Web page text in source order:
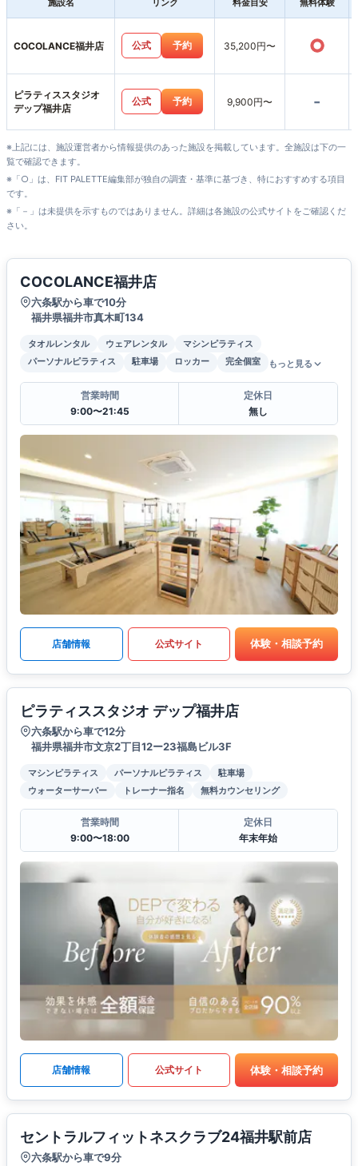
施設名 リンク 料金目安 無料体験
COCOLANCE福井店 公式 予約 35,200円〜 ○
ピラティススタジオ
デップ福井店
公式 予約 9,900円〜 -
※上記には、施設運営者から情報提供のあった施設を掲載しています。全施設は下の一
覧で確認できます。
※「○」は、FIT PALETTE編集部が独自の調査・基準に基づき、特におすすめする項目
です。
※「－」は未提供を示すものではありません。詳細は各施設の公式サイトをご確認くだ
さい。
COCOLANCE福井店
六条駅から車で10分
福井県福井市真木町134
タオルレンタル ウェアレンタル
マシンピラティス
パーソナルピラティス
駐車場 ロッカー 完全個室 もっと見る
営業時間
9:00〜21:45
定休日
無し
店舗情報 公式サイト 体験・相談予約
ピラティススタジオ デップ福井店
六条駅から車で12分
福井県福井市文京2丁目12ー23福島ビル3F
マシンピラティス パーソナルピラティス
駐車場
ウォーターサーバー
トレーナー指名 無料カウンセリング
営業時間
9:00〜18:00
定休日
年末年始
店舗情報 公式サイト 体験・相談予約
セントラルフィットネスクラブ24福井駅前店
六条駅から車で9分